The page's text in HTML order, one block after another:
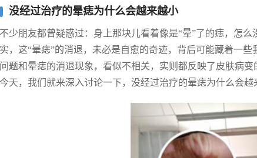
没经过治疗的晕痣为什么会越来越小
不少朋友都曾疑惑过：身上那块儿看着像是“晕”了的痣，怎
实，这“晕痣”的消退，未必是自愈的奇迹，背后可能藏着一
问题和晕痣的消退现象，看似不相关，实则都反映了皮肤病
今天，我们就来深入讨论一下，没经过治疗的晕痣为什么会